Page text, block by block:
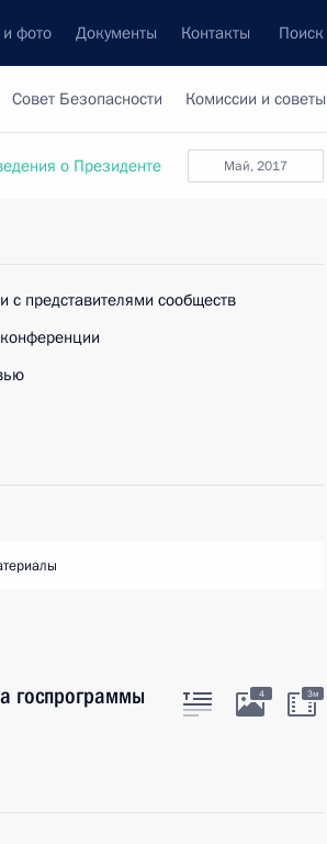
фото Документы Контакты Поиск
Совет Безопасности Комиссии и советы
Май, 2017
о Президенте
с представителями сообществ
госпрограммы
4 3м